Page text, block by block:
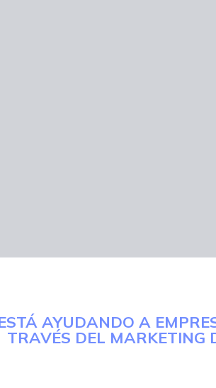
AYUDANDO A
TRAVÉS DEL MARKETING